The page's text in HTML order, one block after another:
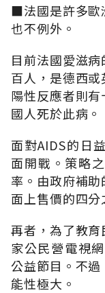
■法國是許多歐
也不例外。
目前法國愛滋
百人，是德西
陽性反應者則
國人死於此病。
面對AIDS的日
面開戰。策略
率。由政府補
面上售價的四分
再者，為了教
家公民營電視
公益節目。不
能性極大。